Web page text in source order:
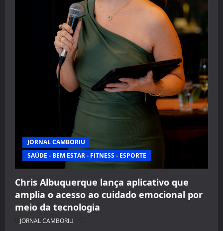
JORNAL CAMBORIU
SAÚDE - BEM ESTAR - FITNESS - ESPORTE
Chris Albuquerque lança aplicativo que
amplia o acesso ao cuidado emocional por
meio da tecnologia
JORNAL CAMBORIU